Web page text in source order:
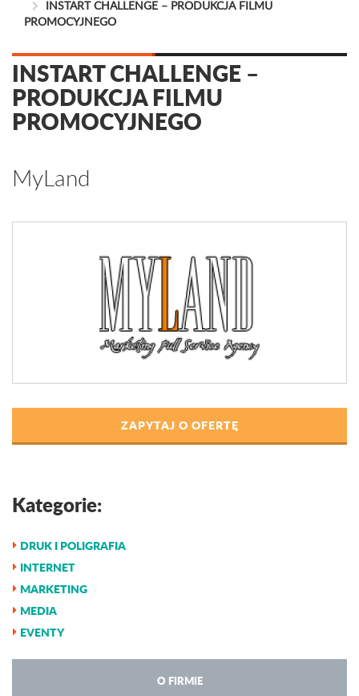
INSTART CHALLENGE – PRODUKCJA FILMU
PROMOCYJNEGO
INSTART CHALLENGE –
PRODUKCJA FILMU
PROMOCYJNEGO
MyLand
ZAPYTAJ O OFERTĘ
Kategorie:
DRUK I POLIGRAFIA
INTERNET
MARKETING
MEDIA
EVENTY
O FIRMIE